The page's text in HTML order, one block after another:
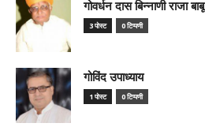
गोवर्धन दास बिन्नाणी राजा बाबू
3 पोस्ट 0 टिप्पणी
गोविंद उपाध्याय
1 पोस्ट 0 टिप्पणी